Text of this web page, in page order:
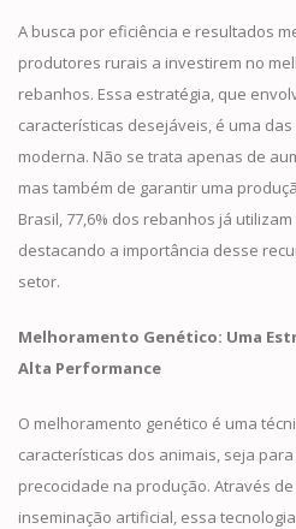
A busca por eficiência e resultados
produtores rurais a investirem no
rebanhos. Essa estratégia, que
características desejáveis, é uma
moderna. Não se trata apenas de
mas também de garantir uma
Brasil, 77,6% dos rebanhos já
destacando a importância desse
setor.
Melhoramento Genético: Uma
Alta Performance
O melhoramento genético é uma
características dos animais, seja
precocidade na produção. Através
inseminação artificial, essa